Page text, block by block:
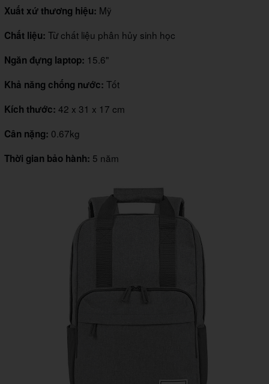
Xuất xứ thương hiệu: Mỹ
Chất liệu: Từ chất liệu phân hủy sinh học
Ngăn đựng laptop: 15.6"
Khả năng chống nước: Tốt
Kích thước: 42 x 31 x 17 cm
Cân nặng: 0.67kg
Thời gian bảo hành: 5 năm